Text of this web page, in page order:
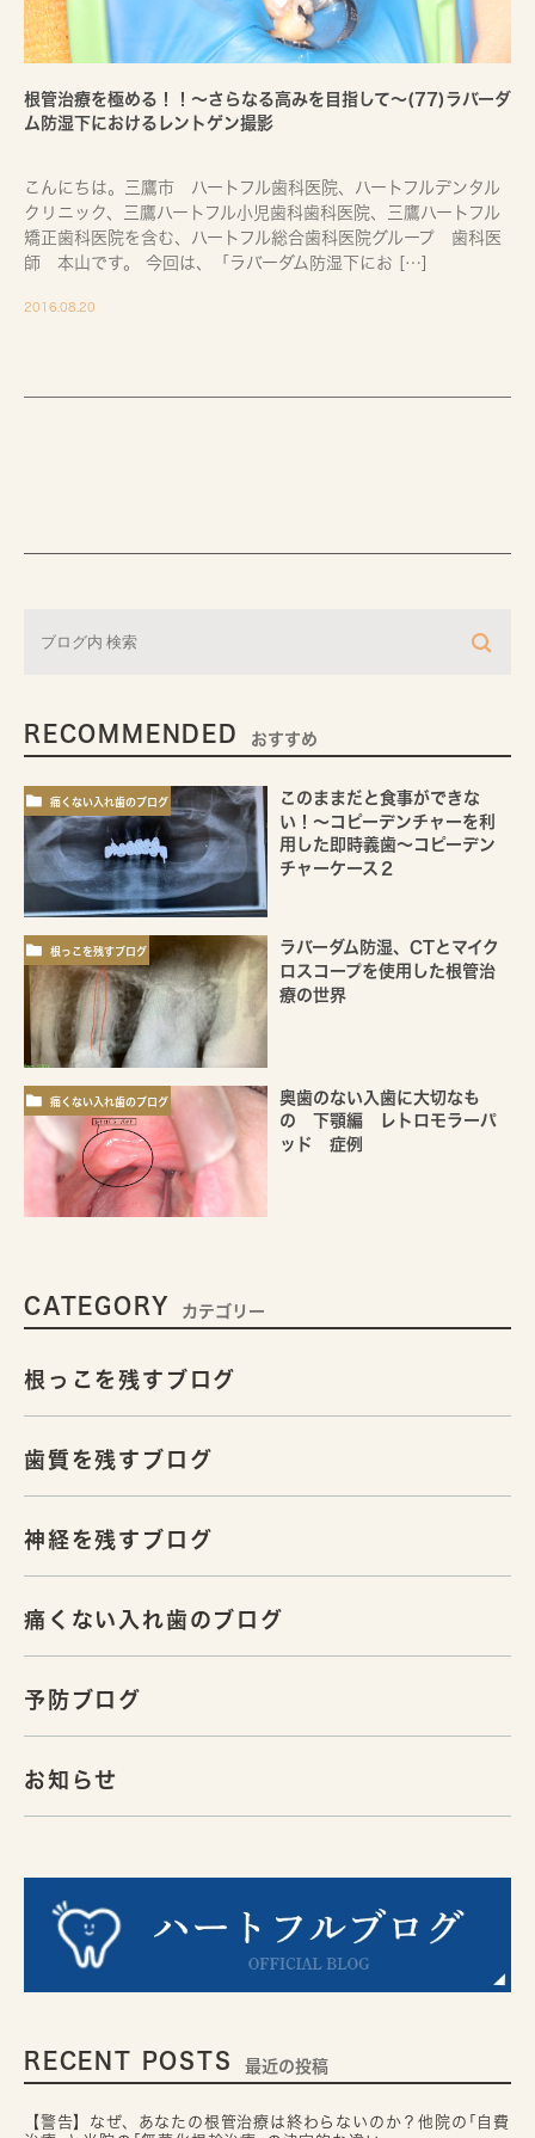
根管治療を極める！！～さらなる高みを目指して～(77)ラバーダ
ム防湿下におけるレントゲン撮影
こんにちは。三鷹市 ハートフル歯科医院、ハートフルデンタル
クリニック、三鷹ハートフル小児歯科歯科医院、三鷹ハートフル
矯正歯科医院を含む、ハートフル総合歯科医院グループ 歯科医
師 本山です。 今回は、「ラバーダム防湿下にお […]
2016.08.20
RECOMMENDED おすすめ
痛くない入れ歯のブログ
このままだと食事ができな
い！～コピーデンチャーを利
用した即時義歯～コピーデン
チャーケース２
根っこを残すブログ
ラバーダム防湿、CTとマイク
ロスコープを使用した根管治
療の世界
痛くない入れ歯のブログ
奥歯のない入歯に大切なも
の 下顎編 レトロモラーパ
ッド 症例
CATEGORY カテゴリー
根っこを残すブログ
歯質を残すブログ
神経を残すブログ
痛くない入れ歯のブログ
予防ブログ
お知らせ
RECENT POSTS 最近の投稿
【警告】なぜ、あなたの根管治療は終わらないのか？他院の｢自費